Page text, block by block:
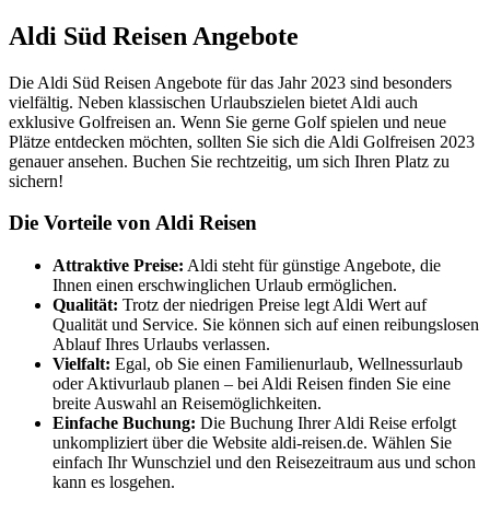
Aldi Süd Reisen Angebote
Die Aldi Süd Reisen Angebote für das Jahr 2023 sind besonders
vielfältig. Neben klassischen Urlaubszielen bietet Aldi auch
exklusive Golfreisen an. Wenn Sie gerne Golf spielen und neue
Plätze entdecken möchten, sollten Sie sich die Aldi Golfreisen 2023
genauer ansehen. Buchen Sie rechtzeitig, um sich Ihren Platz zu
sichern!
Die Vorteile von Aldi Reisen
Attraktive Preise: Aldi steht für günstige Angebote, die
Ihnen einen erschwinglichen Urlaub ermöglichen.
Qualität: Trotz der niedrigen Preise legt Aldi Wert auf
Qualität und Service. Sie können sich auf einen reibungslosen
Ablauf Ihres Urlaubs verlassen.
Vielfalt: Egal, ob Sie einen Familienurlaub, Wellnessurlaub
oder Aktivurlaub planen – bei Aldi Reisen finden Sie eine
breite Auswahl an Reisemöglichkeiten.
Einfache Buchung: Die Buchung Ihrer Aldi Reise erfolgt
unkompliziert über die Website aldi-reisen.de. Wählen Sie
einfach Ihr Wunschziel und den Reisezeitraum aus und schon
kann es losgehen.